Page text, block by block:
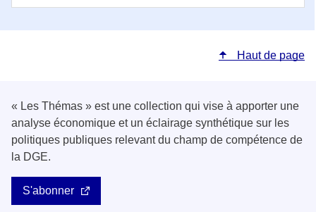
Haut de page
« Les Thémas » est une collection qui vise à apporter une
analyse économique et un éclairage synthétique sur les
politiques publiques relevant du champ de compétence de
la DGE.
S'abonner